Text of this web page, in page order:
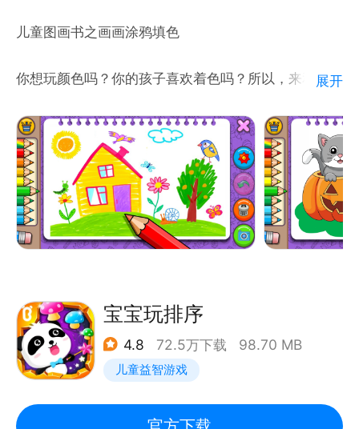
儿童图画书之画画涂鸦填色
你想玩颜色吗？你的孩子喜欢着色吗？所以，来和我们
孩子们带来无限的着色乐趣。
这本幼儿绘画和色彩书将帮助他们使用蜡笔、彩色铅
笔、记号笔、颜料或其他艺术媒介学习不同的颜色。通
过玩这个幼儿着色和绘画游戏，可以培养孩子的手眼协
调能力和精细运动技能。
相信你所看到的，你会发现：
别
*** 超过 750 个有趣儿童着色页,包括 字母 ABC、数
字 123、农场动物、森林动物、水果、蔬菜、形状、
颜色、运输车辆、玩具、连接点、迷宫、追踪、发光涂
料 。。。
展开
宝宝玩排序
4.8 72.5万下载 98.70 MB
儿童益智游戏